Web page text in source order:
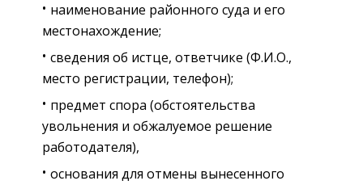
наименование районного суда и его
местонахождение;
сведения об истце, ответчике (Ф.И.О.,
место регистрации, телефон);
предмет спора (обстоятельства
увольнения и обжалуемое решение
работодателя),
основания для отмены вынесенного